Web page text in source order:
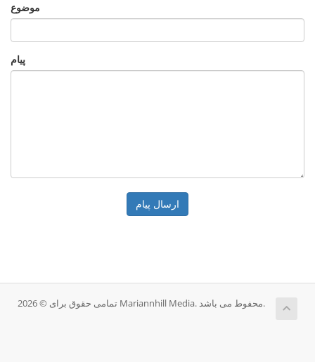
موضوع
پیام
ارسال پیام
تمامی حقوق برای © 2026 Mariannhill Media. محفوط می باشد.